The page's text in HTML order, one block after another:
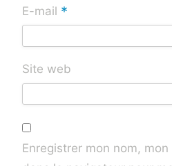
E-mail *
Site web
Enregistrer mon nom,